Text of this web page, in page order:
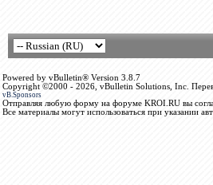
Powered by vBulletin® Version 3.8.7
Copyright ©2000 - 2026, vBulletin Solutions, Inc.
vB.Sponsors
Отправляя любую форму на форуме KROI.RU вы
Все материалы могут использоваться при указании